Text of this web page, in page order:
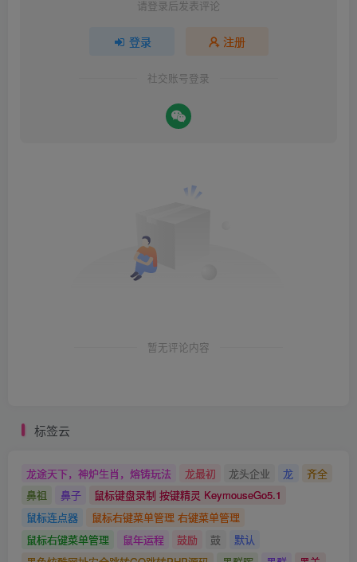
请登录后发表评论
登录 注册
社交账号登录
暂无评论内容
标签云
龙途天下，神炉生肖，熔铸玩法 龙最初 龙头企业 龙
齐全
鼻祖
鼻子
鼠标键盘录制 按键精灵 KeymouseGo5.1
鼠标连点器
鼠标右键菜单管理 右键菜单管理
鼠标右键菜单管理
鼠年运程 鼓励 鼓
默认